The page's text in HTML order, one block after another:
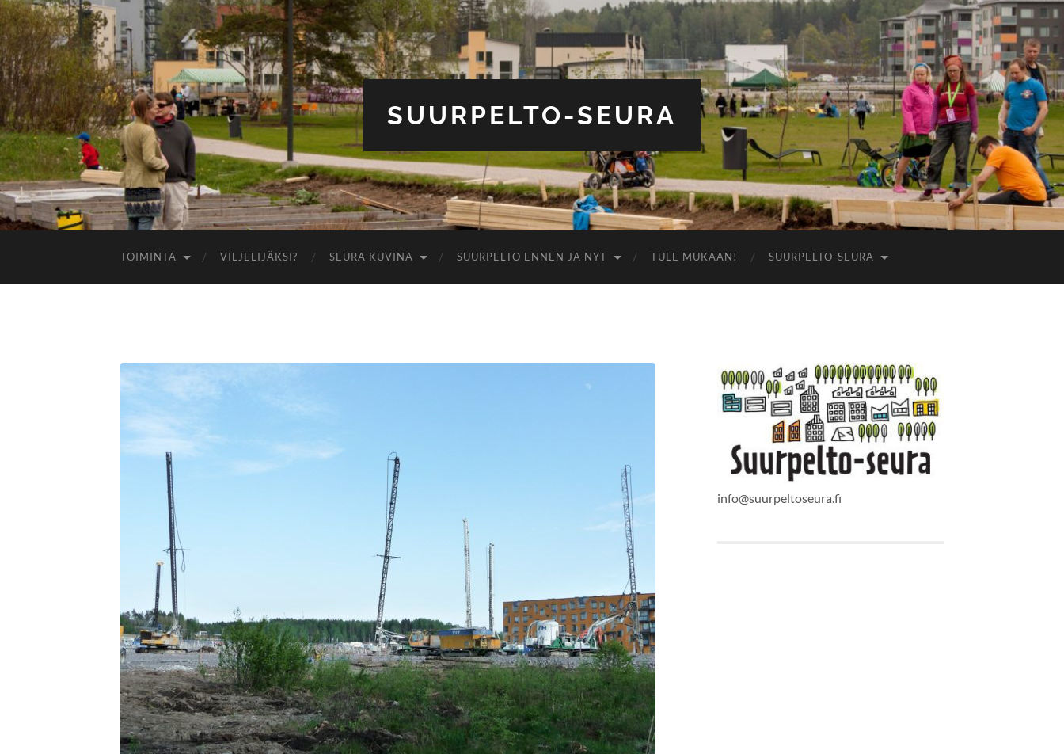
SUURPELTO-SEURA
TOIMINTA VILJELIJÄKSI? SEURA KUVINA SUURPELTO ENNEN JA NYT TULE MUKAAN! SUURPELTO-SEURA
info@suurpeltoseura.fi